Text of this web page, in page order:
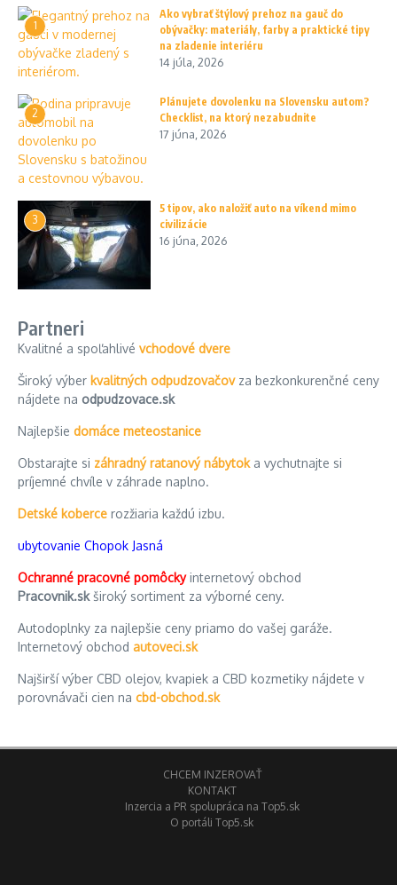
1
Ako vybrať štýlový prehoz na gauč do
obývačky: materiály, farby a praktické tipy
na zladenie interiéru
14 júla, 2026
2
Plánujete dovolenku na Slovensku autom?
Checklist, na ktorý nezabudnite
17 júna, 2026
3
5 tipov, ako naložiť auto na víkend mimo
civilizácie
16 júna, 2026
Partneri
Kvalitné a spoľahlivé vchodové dvere
Široký výber kvalitných odpudzovačovza bezkonkurenčné ceny
nájdete na odpudzovace.sk
Najlepšie domáce meteostanice
Obstarajte si záhradný ratanový nábytoka vychutnajte si
príjemné chvíle v záhrade naplno.
Detské koberce rozžiaria každú izbu.
ubytovanie Chopok Jasná
Ochranné pracovné pomôckyinternetový obchod
Pracovnik.skširoký sortiment za výborné ceny.
Autodoplnky za najlepšie ceny priamo do vašej garáže.
Internetový obchod autoveci.sk
Najširší výber CBD olejov, kvapiek a CBD kozmetiky nájdete v
porovnávači cien na cbd-obchod.sk
CHCEM INZEROVAŤ
KONTAKT
Inzercia a PR spolupráca na Top5.sk
O portáli Top5.sk